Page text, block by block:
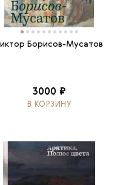
Борисов-Мусатов
3000 ₽
В КОРЗИНУ